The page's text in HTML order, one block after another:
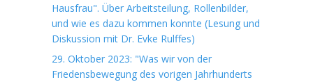
Hausfrau". Über Arbeitsteilung, Rollenbilder,
und wie es dazu kommen konnte (Lesung und
Diskussion mit Dr. Evke Rulffes)
29. Oktober 2023: "Was wir von der
Friedensbewegung des vorigen Jahrhunderts